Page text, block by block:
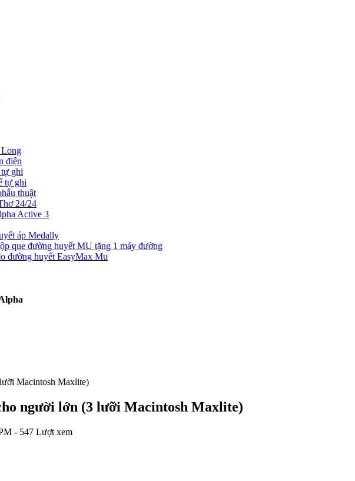
điện
ghi
tự ghi
thuật
24/24
Active 3
áp Medally
que đường huyết MU tặng 1 máy đường
đường huyết EasyMax Mu
người lớn (3 lưỡi Macintosh Maxlite)
- 547 Lượt xem